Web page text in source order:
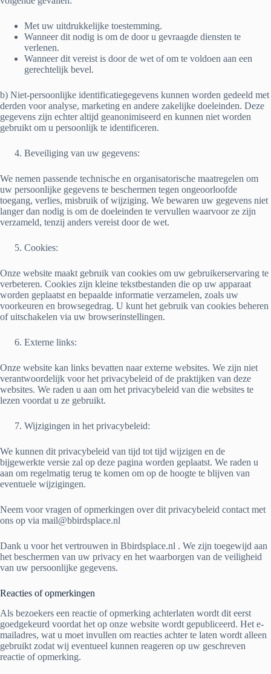
Met uw uitdrukkelijke toestemming.
Wanneer dit nodig is om de door u gevraagde diensten te
verlenen.
Wanneer dit vereist is door de wet of om te voldoen aan een
gerechtelijk bevel.
b) Niet-persoonlijke identificatiegegevens kunnen worden gedeeld met
derden voor analyse, marketing en andere zakelijke doeleinden. Deze
gegevens zijn echter altijd geanonimiseerd en kunnen niet worden
gebruikt om u persoonlijk te identificeren.
Beveiliging van uw gegevens:
We nemen passende technische en organisatorische maatregelen om
uw persoonlijke gegevens te beschermen tegen ongeoorloofde
toegang, verlies, misbruik of wijziging. We bewaren uw gegevens niet
langer dan nodig is om de doeleinden te vervullen waarvoor ze zijn
verzameld, tenzij anders vereist door de wet.
Cookies:
Onze website maakt gebruik van cookies om uw gebruikerservaring te
verbeteren. Cookies zijn kleine tekstbestanden die op uw apparaat
worden geplaatst en bepaalde informatie verzamelen, zoals uw
voorkeuren en browsegedrag. U kunt het gebruik van cookies beheren
of uitschakelen via uw browserinstellingen.
Externe links:
Onze website kan links bevatten naar externe websites. We zijn niet
verantwoordelijk voor het privacybeleid of de praktijken van deze
websites. We raden u aan om het privacybeleid van die websites te
lezen voordat u ze gebruikt.
Wijzigingen in het privacybeleid:
We kunnen dit privacybeleid van tijd tot tijd wijzigen en de
bijgewerkte versie zal op deze pagina worden geplaatst. We raden u
aan om regelmatig terug te komen om op de hoogte te blijven van
eventuele wijzigingen.
Neem voor vragen of opmerkingen over dit privacybeleid contact met
ons op via mail@bbirdsplace.nl
Dank u voor het vertrouwen in Bbirdsplace.nl . We zijn toegewijd aan
het beschermen van uw privacy en het waarborgen van de veiligheid
van uw persoonlijke gegevens.
Reacties of opmerkingen
Als bezoekers een reactie of opmerking achterlaten wordt dit eerst
goedgekeurd voordat het op onze website wordt gepubliceerd. Het e-
mailadres, wat u moet invullen om reacties achter te laten wordt alleen
gebruikt zodat wij eventueel kunnen reageren op uw geschreven
reactie of opmerking.